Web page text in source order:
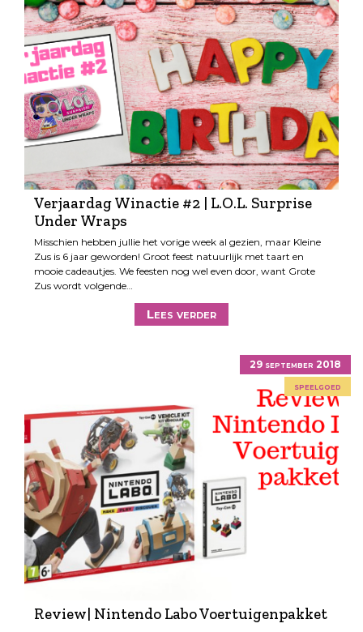
Verjaardag Winactie #2 | L.O.L. Surprise
Under Wraps
Misschien hebben jullie het vorige week al gezien, maar Kleine
Zus is 6 jaar geworden! Groot feest natuurlijk met taart en
mooie cadeautjes. We feesten nog wel even door, want Grote
Zus wordt volgende…
Lees verder
29 september 2018
speelgoed
Review| Nintendo Labo Voertuigenpakket